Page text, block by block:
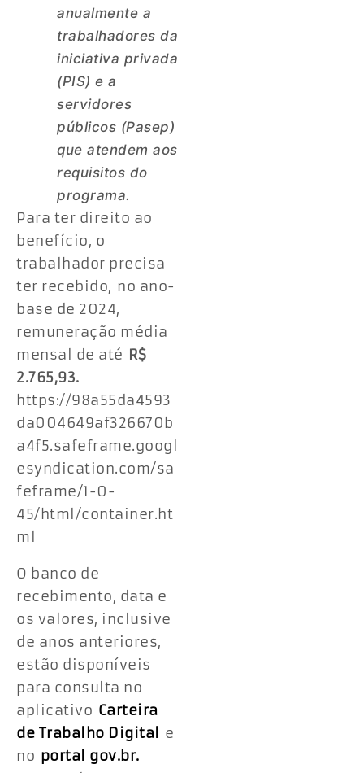
anualmente a
trabalhadores da
iniciativa privada
(PIS) e a
servidores
públicos (Pasep)
que atendem aos
requisitos do
programa.
Para ter direito ao
benefício, o
trabalhador precisa
ter recebido, no ano-
base de 2024,
remuneração média
mensal de até R$
2.765,93.
https://98a55da4593
da004649af326670b
a4f5.safeframe.googl
esyndication.com/sa
feframe/1-0-
45/html/container.ht
ml
O banco de
recebimento, data e
os valores, inclusive
de anos anteriores,
estão disponíveis
para consulta no
aplicativo Carteira
de Trabalho Digital
e
no portal gov.br.